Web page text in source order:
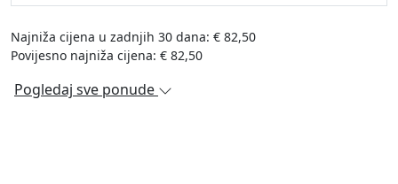
Najniža cijena u zadnjih 30 dana: € 82,50
Povijesno najniža cijena: € 82,50
Pogledaj sve ponude